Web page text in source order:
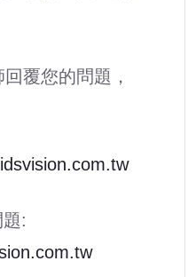
覆您的問題，
: